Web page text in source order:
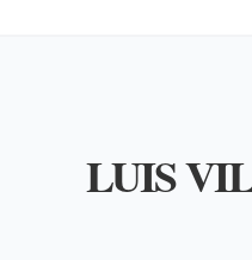
LUIS